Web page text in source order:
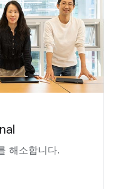
해소합니다.